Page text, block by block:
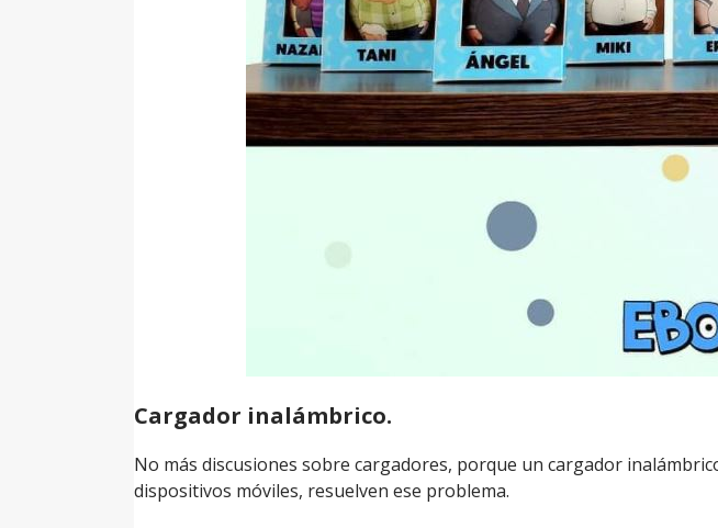
Cargador inalámbrico.
No más discusiones sobre cargadores, porque un cargador
dispositivos móviles, resuelven ese problema.